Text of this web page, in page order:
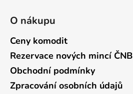
O nákupu
Ceny komodit
Rezervace nových mincí ČNB
Obchodní podmínky
Zpracování osobních údajů